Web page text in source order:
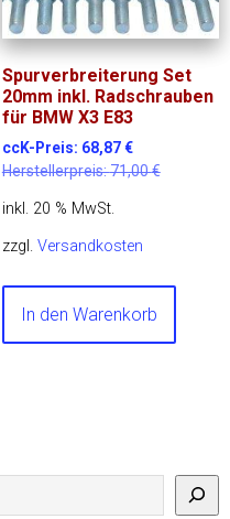
Spurverbreiterung Set
20mm inkl. Radschrauben
für BMW X3 E83
ccK-Preis: 68,87€
Herstellerpreis:71,00€
inkl. 20 % MwSt.
zzgl. Versandkosten
In den Warenkorb